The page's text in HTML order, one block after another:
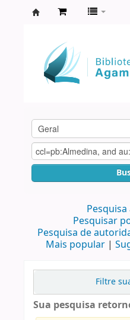
Agamenon
Magalhães
Pesquisar
Pesquisa de
Mais popular
Filtre
Sua pesquisa